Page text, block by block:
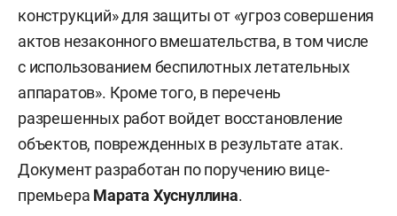
конструкций» для защиты от «угроз совершения
актов незаконного вмешательства, в том числе
с использованием беспилотных летательных
аппаратов». Кроме того, в перечень
разрешенных работ войдет восстановление
объектов, поврежденных в результате атак.
Документ разработан по поручению вице-
премьера Марата Хуснуллина.